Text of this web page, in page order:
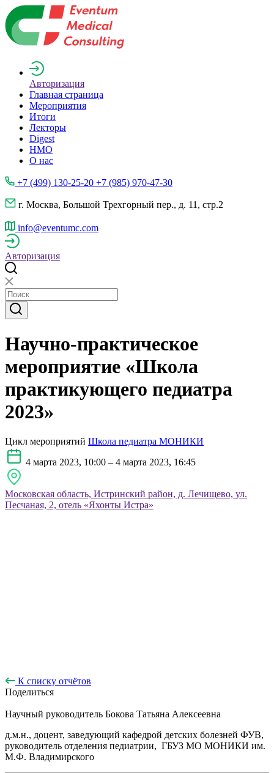
Авторизация
Главная страница
Мероприятия
Итоги
Лекторы
Digest
НМО
О нас
+7 (499) 130-25-20 +7 (985) 970-47-30
г. Москва, Большой Трехгорный пер., д. 11, стр.2
info@eventumc.com
Авторизация
Научно-практическое
мероприятие «Школа
практикующего педиатра
2023»
Цикл мероприятий Школа педиатра МОНИКИ
4 марта 2023, 10:00 – 4 марта 2023, 16:45
Московская область, Истринский район, д. Лечищево, ул.
Песчаная, 2, отель «Яхонты Истра»
К списку отчётов
Поделиться
Научный руководитель Бокова Татьяна Алексеевна
д.м.н., доцент, заведующий кафедрой детских болезней ФУВ,
руководитель отделения педиатрии, ГБУЗ МО МОНИКИ им.
М.Ф. Владимирского